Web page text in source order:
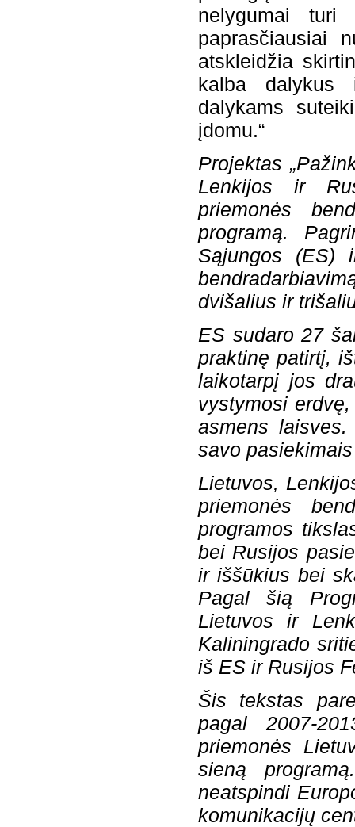
nelygumai
paprasčiausiai
atskleidžia
kalba dalykus
dalykams
įdomu.“
Projektas
Lenkijos ir
priemonės
programą.
Sąjungos (ES)
dvišalius ir
ES sudaro 27
praktinę patirtį,
laikotarpį jos
vystymosi
asmens
savo
Lietuvos,
priemonės
programos
bei Rusijos
ir iššūkius bei
Pagal šią
Lietuvos ir
Kaliningrado
iš ES ir Rusijos
Šis tekstas
pagal 2007-
priemonės
sieną
neatspindi
komunikacijų